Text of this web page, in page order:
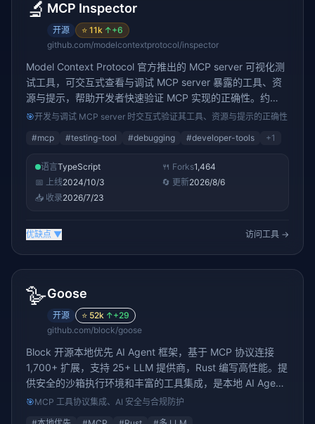
🔬 MCP Inspector
开源 ⭐ 11k ↑+6
github.com/modelcontextprotocol/inspector
Model Context Protocol 官方推出的 MCP server 可视化测
试工具，可交互式查看与调试 MCP server 暴露的工具、资
源与提示，帮助开发者快速验证 MCP 实现的正确性。约
10437 stars。
🎯开发与调试 MCP server 时交互式验证其工具、资源与提示的正确性
#mcp #testing-tool #debugging #developer-tools +1
语言TypeScript 🍴 Forks1,464
📅 上线2024/10/3 🔄 更新2026/8/6
📥 收录2026/7/23
优缺点 ▼ 访问工具 →
🪿Goose
开源 ⭐ 52k ↑+29
github.com/block/goose
Block 开源本地优先 AI Agent 框架，基于 MCP 协议连接
1,700+ 扩展，支持 25+ LLM 提供商，Rust 编写高性能。提
供安全的沙箱执行环境和丰富的工具集成，是本地 AI Agent
开发的新选择
🎯MCP 工具协议集成、AI 安全与合规防护